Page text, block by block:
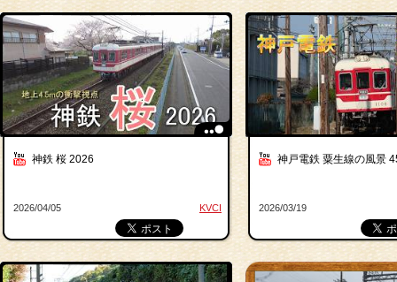
神鉄 桜 2026
KVCI
2026/04/05
神戸電鉄 粟生線の風景
2026/03/19